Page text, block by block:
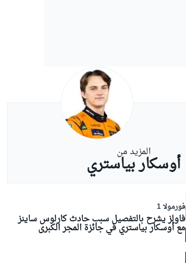
المزيد من
أوسكار بياستري
فورمولا 1
فاولز يشرح بالتفصيل سبب حادث كارلوس ساينز
مع أوسكار بياستري في جائزة المجر الكبرى